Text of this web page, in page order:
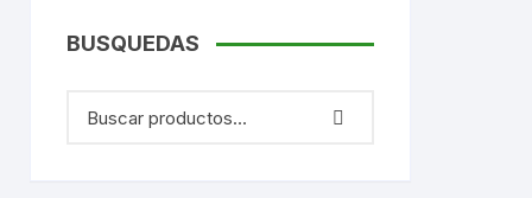
Enfermedades de Suelo y
Artículos
BUSQUEDAS